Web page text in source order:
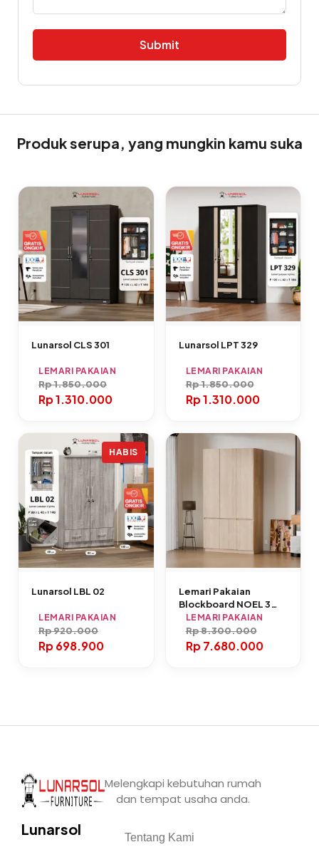
Produk serupa, yang mungkin kamu suka
Lunarsol CLS 301
LEMARI PAKAIAN
Rp1.850.000
Rp1.310.000
Lunarsol LPT 329
LEMARI PAKAIAN
Rp1.850.000
Rp1.310.000
HABIS
Lunarsol LBL 02
LEMARI PAKAIAN
Rp920.000
Rp698.900
Lemari Pakaian
Blockboard NOEL 3
Pintu Oak Muda
LEMARI PAKAIAN
Rp8.300.000
Rp7.680.000
Melengkapi kebutuhan rumah
dan tempat usaha anda.
Lunarsol
Tentang Kami